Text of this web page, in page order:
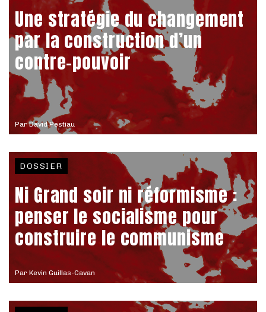
ParDavid Pestiau
Une stratégie du changement
par la construction d’un
contre-pouvoir
Par Kevin Guillas-Cavan
DOSSIER
Ni Grand soir ni réformisme :
penser le socialisme pour
construire le communisme